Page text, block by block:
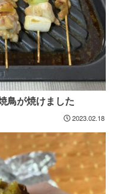
鳥が焼けました
2023.02.18